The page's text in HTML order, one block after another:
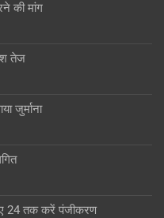
की मांग
तेज
जुर्माना
24 तक करें पंजीकरण